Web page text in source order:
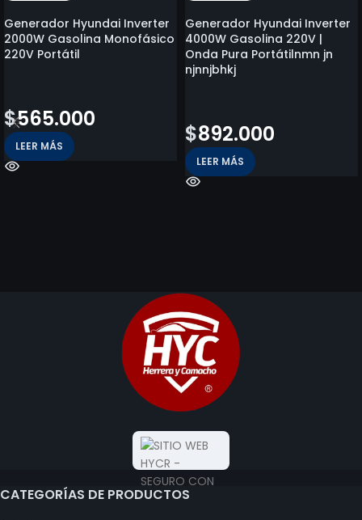
Generador Hyundai Inverter
2000W Gasolina Monofásico
220V Portátil
$565.000
LEER MÁS
Generador Hyundai Inverter
4000W Gasolina 220V |
Onda Pura Portátilnmn jn
njnnjbhkj
$892.000
LEER MÁS
CATEGORÍAS DE PRODUCTOS